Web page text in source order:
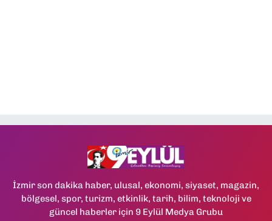
İzmir son dakika haber, ulusal, ekonomi, siyaset, magazin,
bölgesel, spor, turizm, etkinlik, tarih, bilim, teknoloji ve
güncel haberler için 9 Eylül Medya Grubu